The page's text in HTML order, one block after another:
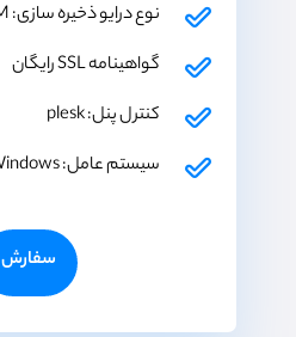
نوع درایو ذخیره سازی: NVM
گواهینامه SSL رایگان
کنترل پنل: plesk
سیستم عامل: Windows
سفارش